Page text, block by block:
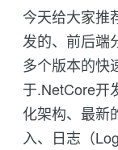
今天给大家推
发的、前后端
多个版本的快
于.NetCore开
化架构、最新
入、日志（